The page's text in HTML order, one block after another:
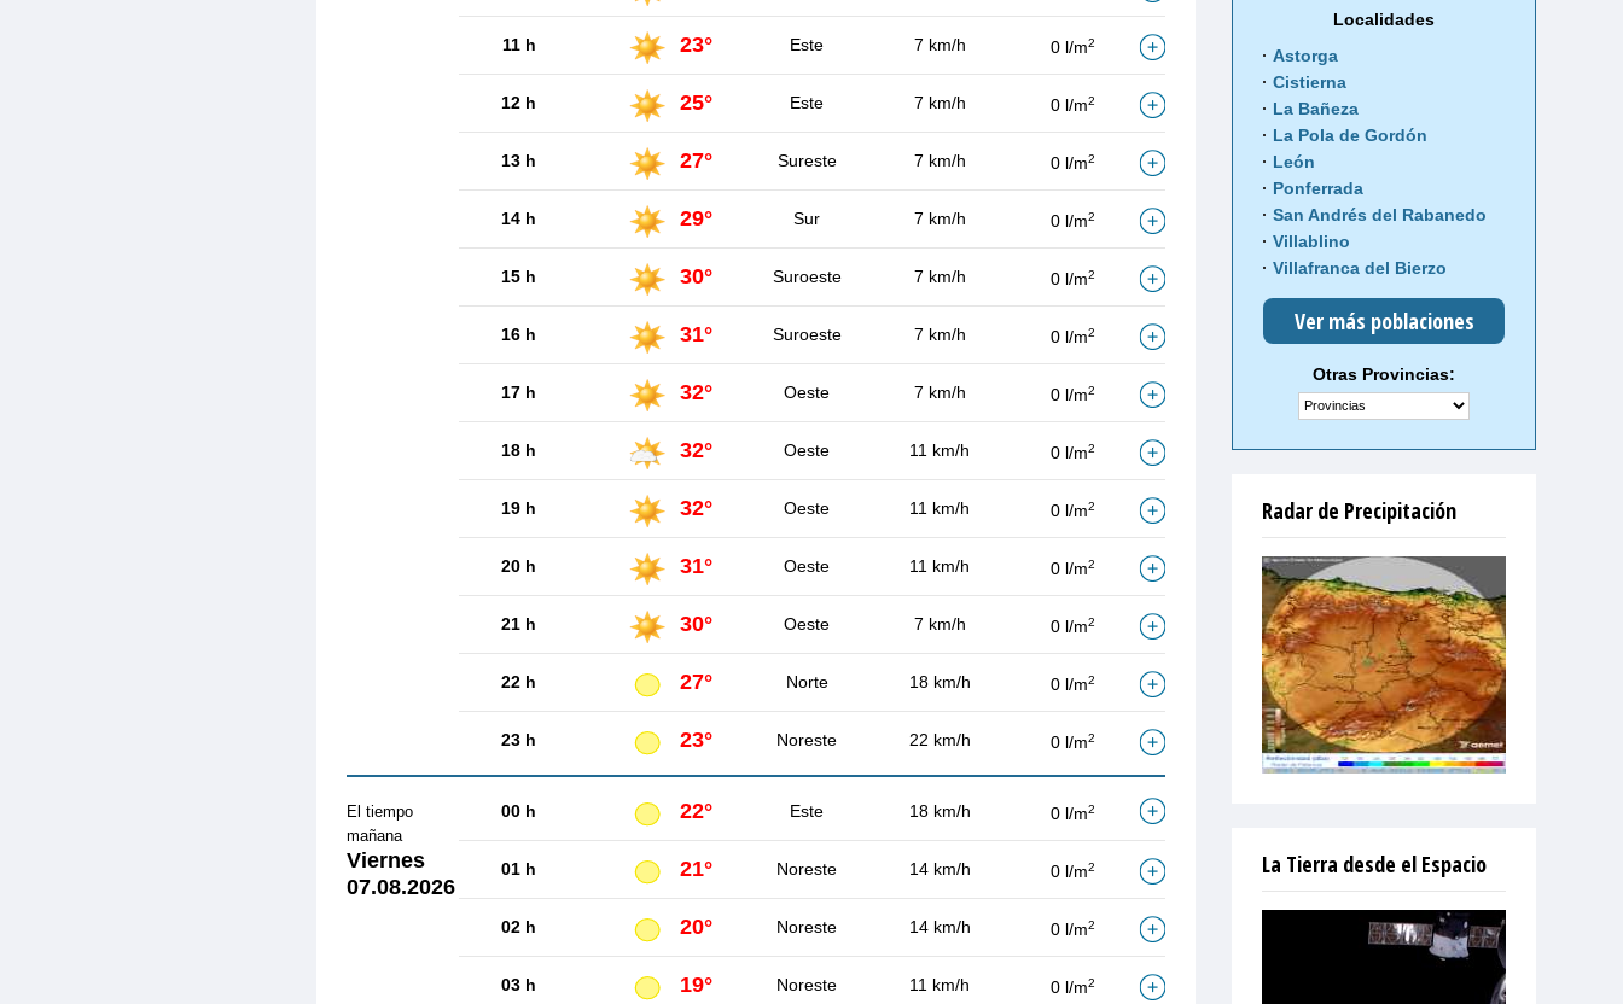
11 h 23° Este 7 km/h 0 l/m2
12 h 25° Este 7 km/h 0 l/m2
13 h 27° Sureste 7 km/h 0 l/m2
14 h 29° Sur 7 km/h 0 l/m2
15 h 30° Suroeste 7 km/h 0 l/m2
16 h 31° Suroeste 7 km/h 0 l/m2
17 h 32° Oeste 7 km/h 0 l/m2
18 h 32° Oeste 11 km/h 0 l/m2
19 h 32° Oeste 11 km/h 0 l/m2
20 h 31° Oeste 11 km/h 0 l/m2
21 h 30° Oeste 7 km/h 0 l/m2
22 h 27° Norte 18 km/h 0 l/m2
23 h 23° Noreste 22 km/h 0 l/m2
El tiempo
mañana
Viernes
07.08.2026
00 h 22° Este 18 km/h 0 l/m2
01 h 21° Noreste 14 km/h 0 l/m2
02 h 20° Noreste 14 km/h 0 l/m2
03 h 19° Noreste 11 km/h 0 l/m2
Localidades
Astorga
Cistierna
La Bañeza
La Pola de Gordón
León
Ponferrada
San Andrés del Rabanedo
Villablino
Villafranca del Bierzo
Ver más poblaciones
Otras Provincias:
Radar de Precipitación
La Tierra desde el Espacio